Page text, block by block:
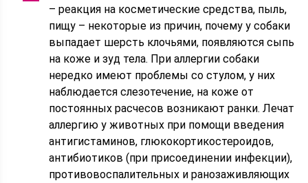
– реакция на косметические средства, пыль,
пищу – некоторые из причин, почему у собаки
выпадает шерсть клочьями, появляются сыпь
на коже и зуд тела. При аллергии собаки
нередко имеют проблемы со стулом, у них
наблюдается слезотечение, на коже от
постоянных расчесов возникают ранки. Лечат
аллергию у животных при помощи введения
антигистаминов, глюкокортикостероидов,
антибиотиков (при присоединении инфекции),
противовоспалительных и ранозаживляющих